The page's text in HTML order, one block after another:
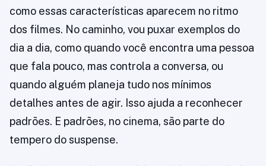
como essas características aparecem no ritmo
dos filmes. No caminho, vou puxar exemplos do
dia a dia, como quando você encontra uma pessoa
que fala pouco, mas controla a conversa, ou
quando alguém planeja tudo nos mínimos
detalhes antes de agir. Isso ajuda a reconhecer
padrões. E padrões, no cinema, são parte do
tempero do suspense.